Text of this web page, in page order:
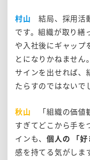
村山
結局、採用活
です。組織が取り繕
や入社後にギャップ
とになりかねません
サインを出せれば、
たらすのではないで
秋山
「組織の価
すぎてどこから手を
インも、 個人の 「好
感を持てる気がしま